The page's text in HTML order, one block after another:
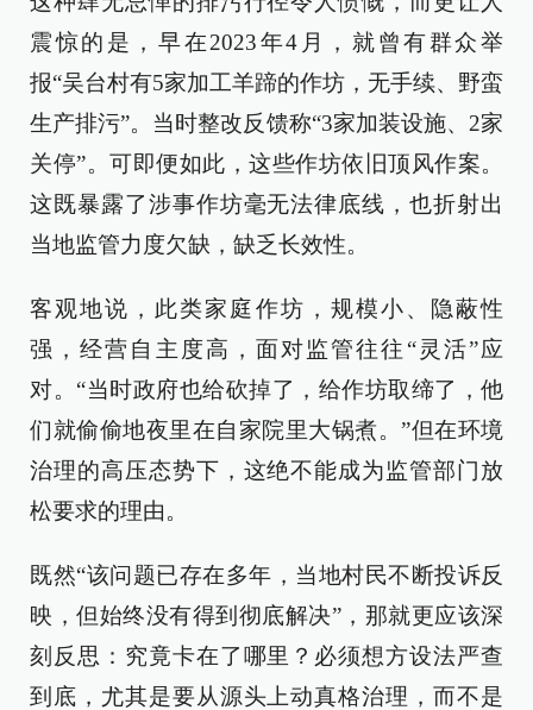
震惊的是，早在2023年4月，就曾有群众举
报“吴台村有5家加工羊蹄的作坊，无手续、野蛮
生产排污”。当时整改反馈称“3家加装设施、2家
关停”。可即便如此，这些作坊依旧顶风作案。
这既暴露了涉事作坊毫无法律底线，也折射出
当地监管力度欠缺，缺乏长效性。
客观地说，此类家庭作坊，规模小、隐蔽性
强，经营自主度高，面对监管往往“灵活”应
对。“当时政府也给砍掉了，给作坊取缔了，他
们就偷偷地夜里在自家院里大锅煮。”但在环境
治理的高压态势下，这绝不能成为监管部门放
松要求的理由。
既然“该问题已存在多年，当地村民不断投诉反
映，但始终没有得到彻底解决”，那就更应该深
刻反思：究竟卡在了哪里？必须想方设法严查
到底，尤其是要从源头上动真格治理，而不是